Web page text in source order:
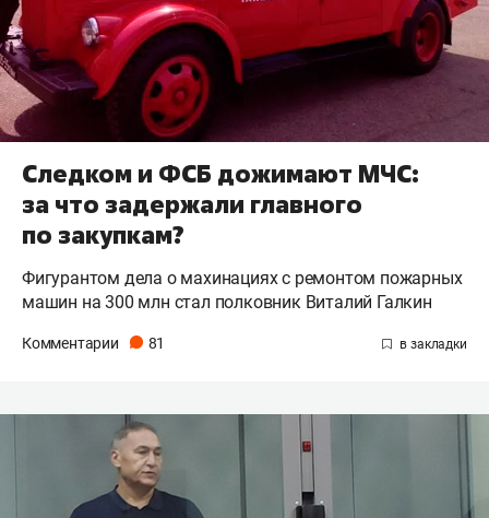
Следком и ФСБ дожимают МЧС:
за что задержали главного
по закупкам?
Фигурантом дела о махинациях с ремонтом пожарных
машин на 300 млн стал полковник Виталий Галкин
Комментарии 81